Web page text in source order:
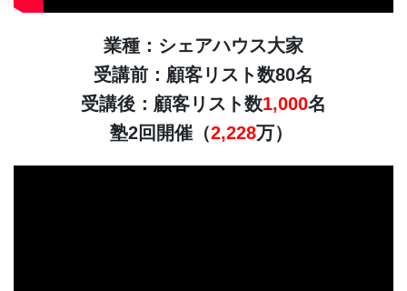
業種：シェアハウス大家
受講前：顧客リスト数80名
受講後：顧客リスト数1,000名
塾2回開催（2,228万）